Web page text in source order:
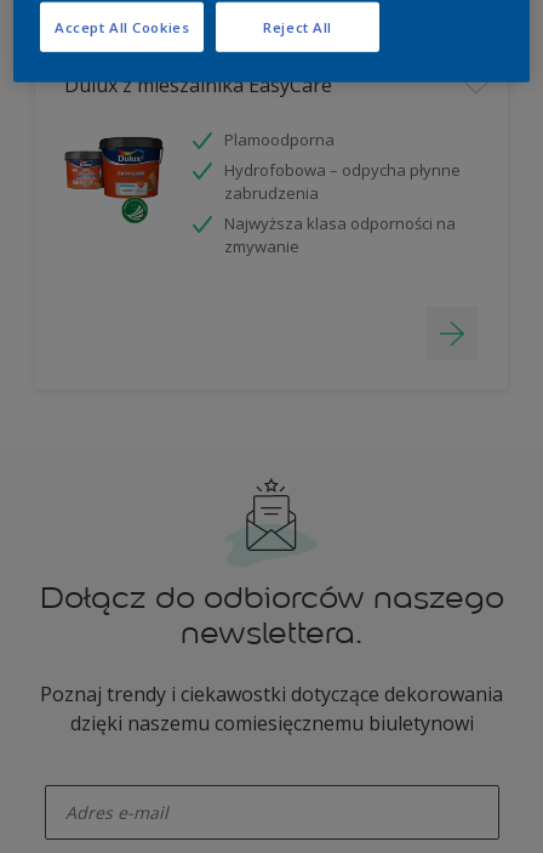
Dulux z mieszalnika EasyCare
Plamoodporna
Hydrofobowa – odpycha płynne
zabrudzenia
Najwyższa klasa odporności na
zmywanie
Dołącz do odbiorców naszego
newslettera.
Poznaj trendy i ciekawostki dotyczące dekorowania
dzięki naszemu comiesięcznemu biuletynowi
Reject All
Accept All Cookies